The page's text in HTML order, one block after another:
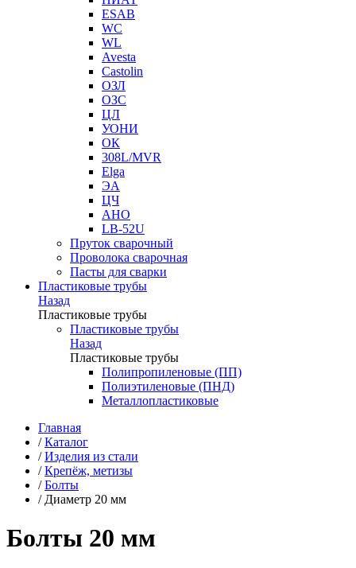
ESAB
WC
WL
Avesta
Castolin
ОЗЛ
ОЗС
ЦЛ
УОНИ
ОК
308L/MVR
Elga
ЭА
ЦЧ
АНО
LB-52U
Пруток сварочный
Проволока сварочная
Пасты для сварки
Пластиковые трубы
Назад
Пластиковые трубы
Пластиковые трубы
Назад
Пластиковые трубы
Полипропиленовые (ПП)
Полиэтиленовые (ПНД)
Металлопластиковые
Главная
/ Каталог
/ Изделия из стали
/ Крепёж, метизы
/ Болты
/ Диаметр 20 мм
Болты 20 мм